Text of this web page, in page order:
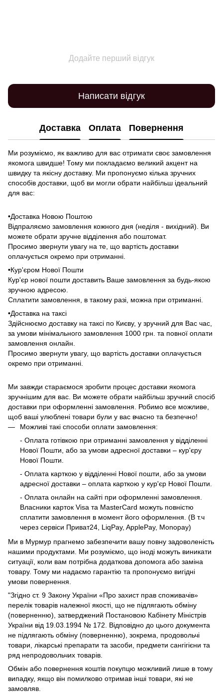
Додайте перший відгук
Написати відгук
Доставка Оплата Повернення
Ми розуміємо, як важливо для вас отримати своє замовлення
якомога швидше! Тому ми покладаємо великий акцент на
швидку та якісну доставку. Ми пропонуємо кілька зручних
способів доставки, щоб ви могли обрати найбільш ідеальний
для вас:
•Доставка Новою Поштою
Відпраляємо замовлення кожного дня (неділя - вихідний). Ви
можете обрати зручне відділення або поштомат.
Просимо звернути увагу на те, що вартість доставки
оплачується окремо при отриманні.
•Кур'єром Нової Пошти
Кур'єр нової пошти доставить Ваше замовлення за будь-якою
зручною адресою.
Сплатити замовлення, в такому разі, можна при отриманні.
•Доставка на таксі
Здійснюємо доставку на таксі по Києву, у зручний для Вас час,
за умови мінімального замовлення 1000 грн. та повної оплати
замовлення онлайн.
Просимо звернути увагу, що вартість доставки оплачується
окремо при отриманні.
Ми завжди стараємося зробити процес доставки якомога
зручнішим для вас. Ви можете обрати найбільш зручний спосіб
доставки при оформленні замовлення. Робимо все можливе,
щоб ваші улюблені товари були у вас вчасно та безпечно!
Можливі такі способи оплати замовлення:
- Оплата готівкою при отриманні замовлення у відділенні
Нової Пошти, або за умови адресної доставки – кур'єру
Нової Пошти.
- Оплата карткою у відділенні Нової пошти, або за умови
адресної доставки – оплата карткою у кур'єр Нової Пошти.
- Оплата онлайн на сайті при оформленні замовлення.
Власники карток Visa та MasterCard можуть повністю
сплатити замовлення в момент його оформлення. (В т.ч
через сервіси Приват24, LiqPay, ApplePay, Monopay)
Ми в Мурмур прагнемо забезпечити вашу повну задоволеність
нашими продуктами. Ми розуміємо, що іноді можуть виникати
ситуації, коли вам потрібна додаткова допомога або заміна
товару. Тому ми надаємо гарантію та пропонуємо вигідні
умови повернення.
"Згідно ст. 9 Закону України «Про захист прав споживачів»
перелік товарів належної якості, що не підлягають обміну
(поверненню), затверджений Постановою Кабінету Міністрів
України від 19.03.1994 № 172. Відповідно до цього документа
не підлягають обміну (поверненню), зокрема, продовольчі
товари, лікарські препарати та засоби, предмети сангігієни та
ряд непродовольчих товарів.
Обмін або повернення коштів покупцю можливий лише в тому
випадку, якщо він помилково отримав інші товари, які не
замовляв.